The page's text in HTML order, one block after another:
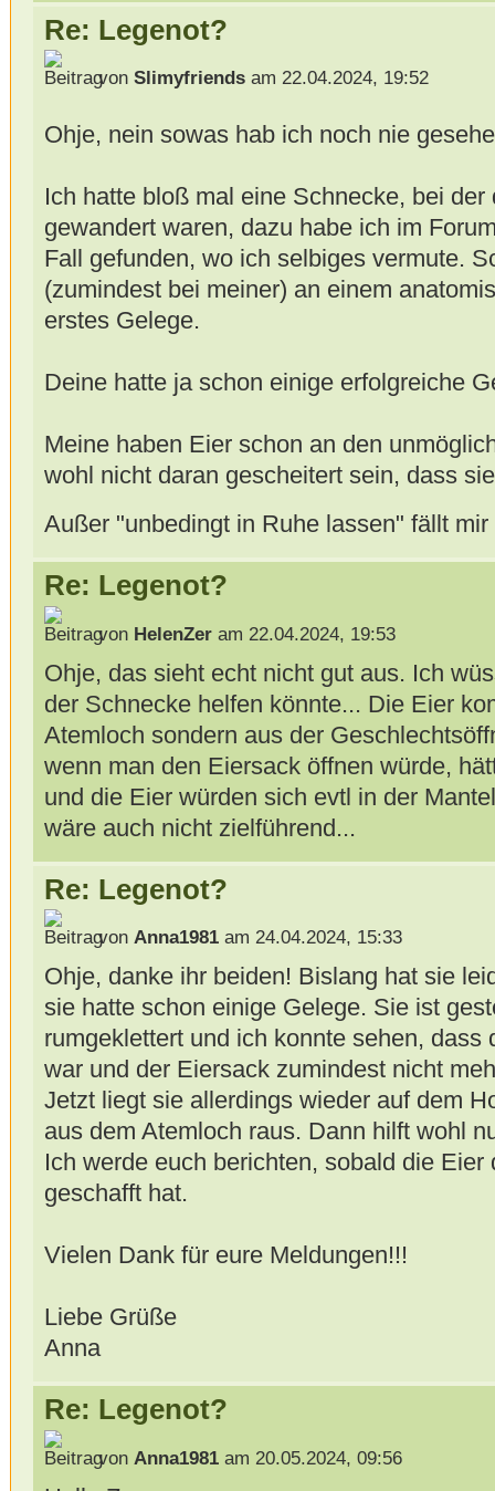
Re: Legenot?
von Slimyfriendsam 22.04.2024, 19:52
Ohje, nein sowas hab ich noch nie
Ich hatte bloß mal eine Schnecke, bei
gewandert waren, dazu habe ich im
Fall gefunden, wo ich selbiges vermute.
(zumindest bei meiner) an einem
erstes Gelege.
Deine hatte ja schon einige erfolgreiche
Meine haben Eier schon an den
wohl nicht daran gescheitert sein, dass
Außer "unbedingt in Ruhe lassen" fällt
Re: Legenot?
von HelenZeram 22.04.2024, 19:53
Ohje, das sieht echt nicht gut aus. Ich
der Schnecke helfen könnte... Die Eier
Atemloch sondern aus der
wenn man den Eiersack öffnen würde,
und die Eier würden sich evtl in der
wäre auch nicht zielführend...
Re: Legenot?
von Anna1981am 24.04.2024, 15:33
Ohje, danke ihr beiden! Bislang hat sie
sie hatte schon einige Gelege. Sie ist
rumgeklettert und ich konnte sehen, dass
war und der Eiersack zumindest nicht
Jetzt liegt sie allerdings wieder auf dem
aus dem Atemloch raus. Dann hilft wohl
Ich werde euch berichten, sobald die
geschafft hat.
Vielen Dank für eure Meldungen!!!
Liebe Grüße
Anna
Re: Legenot?
von Anna1981am 20.05.2024, 09:56